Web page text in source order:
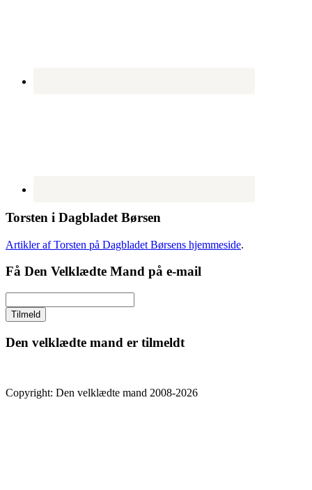
Torsten i Dagbladet Børsen
Artikler af Torsten på Dagbladet Børsens hjemmeside.
Få Den Velklædte Mand på e-mail
Den velklædte mand er tilmeldt
Copyright: Den velklædte mand 2008-2026